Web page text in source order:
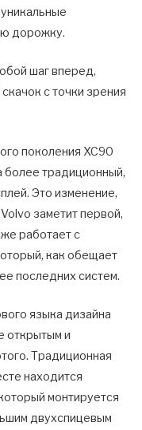
дорожку.
шаг вперед,
с точки зрения
поколения XC90
более традиционный,
Это изменение,
заметит первой,
работает с
как обещает
последних систем.
языка дизайна
открытым и
Традиционная
находится
монтируется
двухспицевым